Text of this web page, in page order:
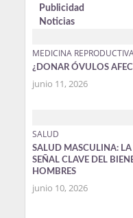
Publicidad
Noticias
MEDICINA
¿DONAR ÓVULOS
junio 11, 2026
SALUD
SALUD MASCULINA:
SEÑAL CLAVE DEL
HOMBRES
junio 10, 2026